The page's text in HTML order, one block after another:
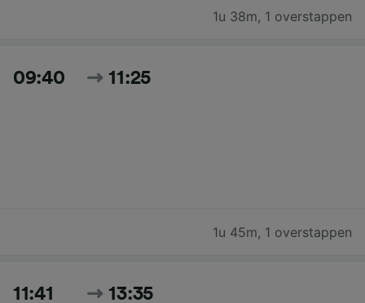
1u 38m, 1 overstappen
09:40 11:25
1u 45m, 1 overstappen
11:41 13:35